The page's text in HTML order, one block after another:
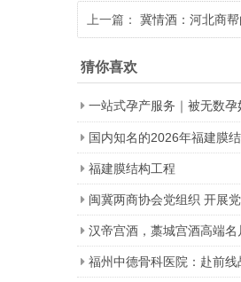
上一篇： 冀情酒：河北商
猜你喜欢
一站式孕产服务｜被无数
国内知名的2026年福建膜
福建膜结构工程
闽冀两商协会党组织 开展
汉帝宫酒，藁城宫酒高端名
福州中德骨科医院：赴前线